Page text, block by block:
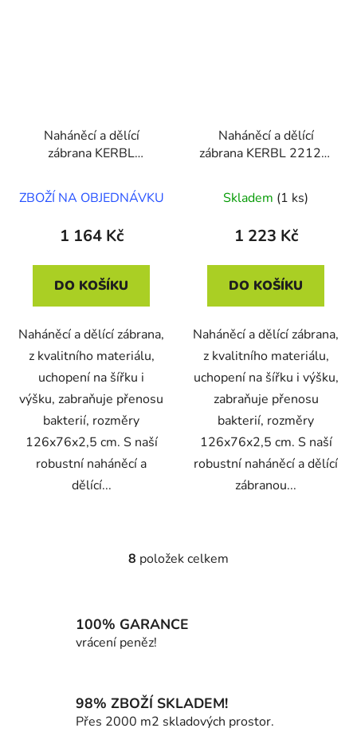
Naháněcí a dělící
zábrana KERBL
126x76x2,5 cm
ZBOŽÍ NA OBJEDNÁVKU
1 164 Kč
DO KOŠÍKU
Naháněcí a dělící zábrana,
z kvalitního materiálu,
uchopení na šířku i
výšku, zabraňuje přenosu
bakterií, rozměry
126x76x2,5 cm. S naší
robustní naháněcí a
dělící...
Naháněcí a dělící
zábrana KERBL 22123,
Skladem (1 ks)
1 223 Kč
DO KOŠÍKU
Naháněcí a dělící zábrana,
z kvalitního materiálu,
uchopení na šířku i výšku,
zabraňuje přenosu
bakterií, rozměry
126x76x2,5 cm. S naší
robustní naháněcí a dělící
zábranou...
O
á
p
r
8 položek celkem
100% GARANCE
vrácení peněz!
98% ZBOŽÍ SKLADEM!
Přes 2000 m2 skladových prostor.